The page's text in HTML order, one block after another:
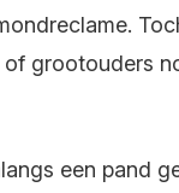
grootouders
een pand